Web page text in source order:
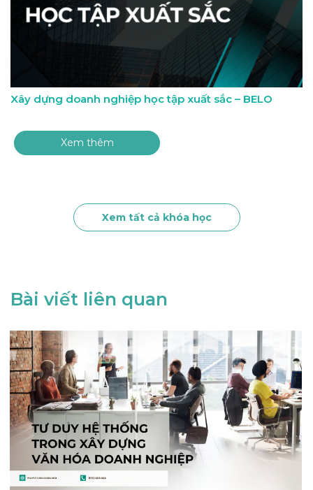
Xây dựng doanh nghiệp học tập xuất sắc – BELO
Xem thêm
Xem tất cả khóa học
Bài viết liên quan